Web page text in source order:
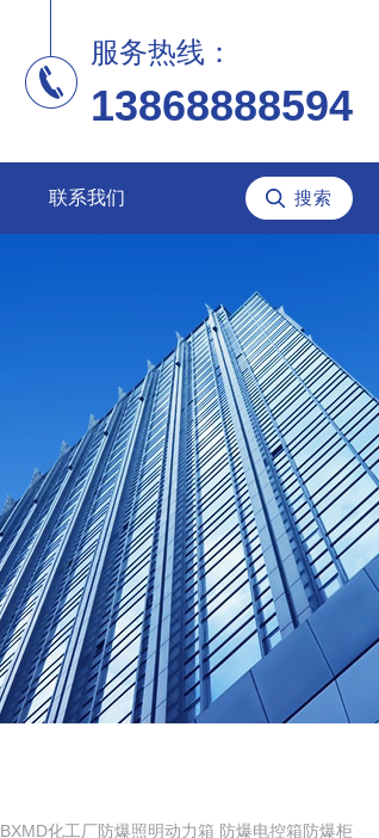
服务热线：
13868888594
联系我们
BXMD化工厂防爆照明动力箱 防爆电控箱防爆柜